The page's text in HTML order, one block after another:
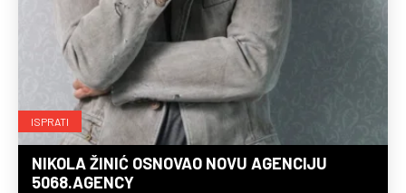
ISPRATI
NIKOLA ŽINIĆ OSNOVAO NOVU AGENCIJU
5068.AGENCY